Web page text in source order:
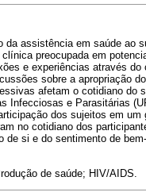
da assistência em saúde ao
preocupada em
e experiências através
sobre a apropriação
afetam o cotidiano do
Infecciosas e Parasitárias
dos sujeitos em
no cotidiano dos
de si e do sentimento de
de saúde; HIV/AIDS.